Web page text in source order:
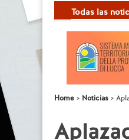
Todas las
Home Noticias